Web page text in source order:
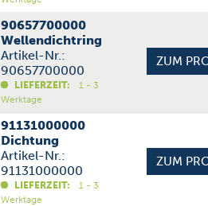
90657700000
Wellendichtring
Artikel-Nr.:
90657700000
LIEFERZEIT:
1 - 3
Werktage
91131000000
Dichtung
Artikel-Nr.:
91131000000
LIEFERZEIT:
1 - 3
Werktage